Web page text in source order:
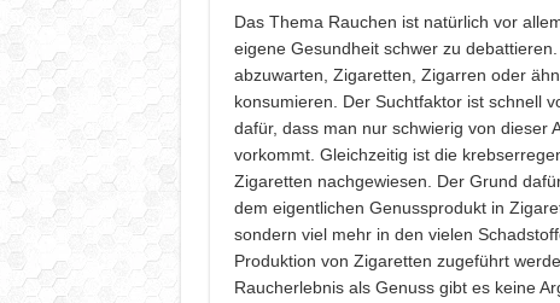
Das Thema Rauchen ist natürlich vor
eigene Gesundheit schwer zu
abzuwarten, Zigaretten, Zigarren oder
konsumieren. Der Suchtfaktor ist schnell
dafür, dass man nur schwierig von dieser
vorkommt. Gleichzeitig ist die
Zigaretten nachgewiesen. Der Grund
dem eigentlichen Genussprodukt in
sondern viel mehr in den vielen
Produktion von Zigaretten zugeführt
Raucherlebnis als Genuss gibt es keine